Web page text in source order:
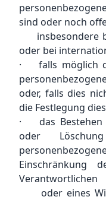
sind oder noch
insbesondere
oder bei
· falls möglich
oder, falls dies
die Festlegung
· das Bestehen
oder
Einschränkung
Verantwortlichen
oder eines